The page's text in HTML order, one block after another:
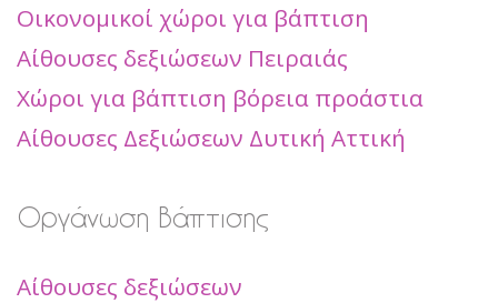
Οικονομικοί χώροι για βάπτιση
Αίθουσες δεξιώσεων Πειραιάς
Χώροι για βάπτιση βόρεια προάστια
Αίθουσες Δεξιώσεων Δυτική Αττική
Οργάνωση Βάπτισης
Αίθουσες δεξιώσεων